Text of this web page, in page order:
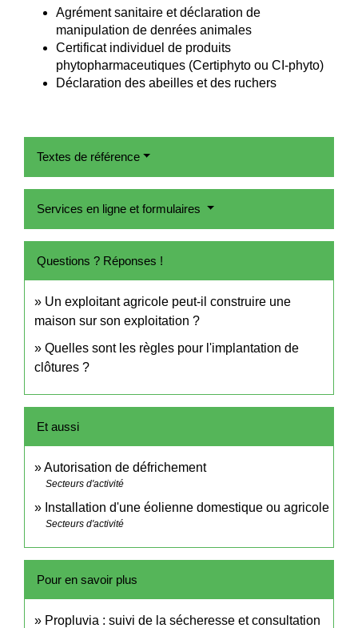
Agrément sanitaire et déclaration de
manipulation de denrées animales
Certificat individuel de produits
phytopharmaceutiques (Certiphyto ou CI-phyto)
Déclaration des abeilles et des ruchers
Textes de référence
Services en ligne et formulaires
Questions ? Réponses !
Un exploitant agricole peut-il construire une
maison sur son exploitation ?
Quelles sont les règles pour l'implantation de
clôtures ?
Et aussi
Autorisation de défrichement
Secteurs d'activité
Installation d'une éolienne domestique ou agricole
Secteurs d'activité
Pour en savoir plus
Propluvia : suivi de la sécheresse et consultation